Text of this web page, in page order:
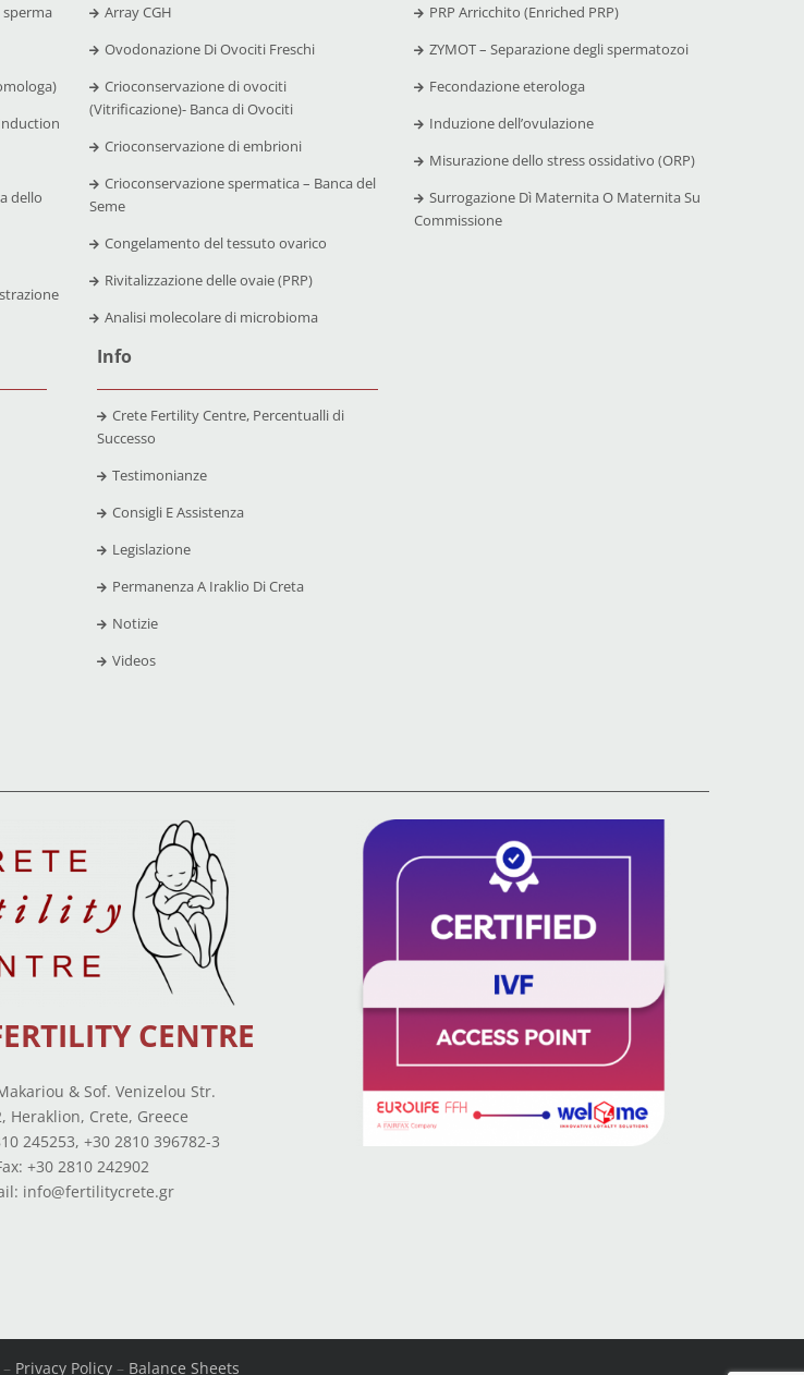
sperma
dello
Array CGH
Ovodonazione Di Ovociti Freschi
Crioconservazione di ovociti
(Vitrificazione)- Banca di Ovociti
Crioconservazione di embrioni
Crioconservazione spermatica – Banca del
Seme
Congelamento del tessuto ovarico
Rivitalizzazione delle ovaie (PRP)
Analisi molecolare di microbioma
PRP Arricchito (Enriched PRP)
ZYMOT – Separazione degli spermatozoi
Fecondazione eterologa
Induzione dell’ovulazione
Misurazione dello stress ossidativo (ORP)
Surrogazione Dì Maternita O Maternita Su
Commissione
Info
Crete Fertility Centre, Percentualli di
Successo
Testimonianze
Consigli E Assistenza
Legislazione
Permanenza A Iraklio Di Creta
Notizie
Videos
CENTRE
& Sof. Venizelou Str.
Heraklion, Crete, Greece
245253, +30 2810 396782-3
+30 2810 242902
info@fertilitycrete.gr
– Privacy Policy– Balance Sheets